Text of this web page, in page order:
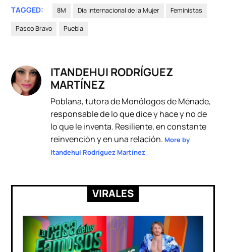
TAGGED: 8M Dia Internacional de la Mujer Feministas
Paseo Bravo Puebla
ITANDEHUI RODRÍGUEZ
MARTÍNEZ
Poblana, tutora de Monólogos de Ménade,
responsable de lo que dice y hace y no de
lo que le inventa. Resiliente, en constante
reinvención y en una relación. More by
Itandehui Rodríguez Martínez
VIRALES